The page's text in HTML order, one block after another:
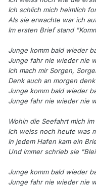
Ich schlich mich heimlich
Als sie erwachte war ich
Im ersten Brief stand
Junge komm bald wieder
Junge fahr nie wieder nie
Ich mach mir Sorgen,
Denk auch an morgen
Junge komm bald wieder
Junge fahr nie wieder nie
Wohin die Seefahrt mich
Ich weiss noch heute was
In jedem Hafen kam ein
Und immer schrieb sie
Junge komm bald wieder
Junge fahr nie wieder nie